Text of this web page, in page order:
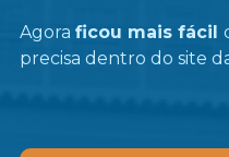
Agora ficou mais fácil
precisa dentro do site